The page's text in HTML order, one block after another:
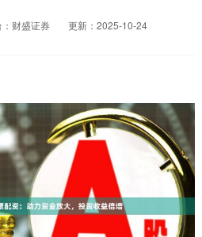
财盛证券
更新：2025-10-24